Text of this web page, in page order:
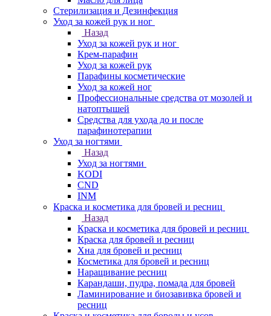
Стерилизация и Дезинфекция
Уход за кожей рук и ног
Назад
Уход за кожей рук и ног
Крем-парафин
Уход за кожей рук
Парафины косметические
Уход за кожей ног
Профессиональные средства от мозолей и
натоптышей
Средства для ухода до и после
парафинотерапии
Уход за ногтями
Назад
Уход за ногтями
KODI
CND
INM
Краска и косметика для бровей и ресниц
Назад
Краска и косметика для бровей и ресниц
Краска для бровей и ресниц
Хна для бровей и ресниц
Косметика для бровей и ресниц
Наращивание ресниц
Карандаши, пудра, помада для бровей
Ламинирование и биозавивка бровей и
ресниц